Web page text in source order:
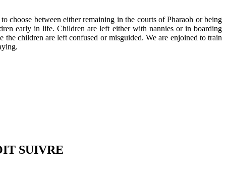
choose between either remaining in the courts of Pharaoh or being
early in life. Children are left either with nannies or in boarding
children are left confused or misguided. We are enjoined to train
SUIVRE